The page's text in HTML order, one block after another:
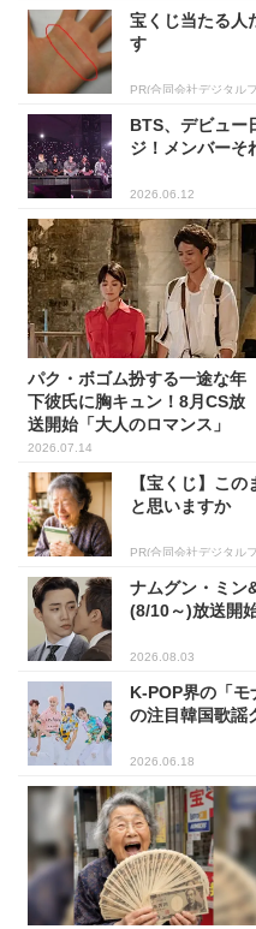
宝くじ当たる人
す
PR(合同会社デジタル
BTS、デビュー
ジ！メンバーそ
2026.06.12
パク・ボゴム扮する一途な年
下彼氏に胸キュン！8月CS放
送開始「大人のロマンス」
韓...
2026.07.14
【宝くじ】こ
と思いますか
PR(合同会社デジタル
ナムグン・ミン
(8/10～)放送開
2026.08.03
K-POP界の「
の注目韓国歌謡
2026.06.18